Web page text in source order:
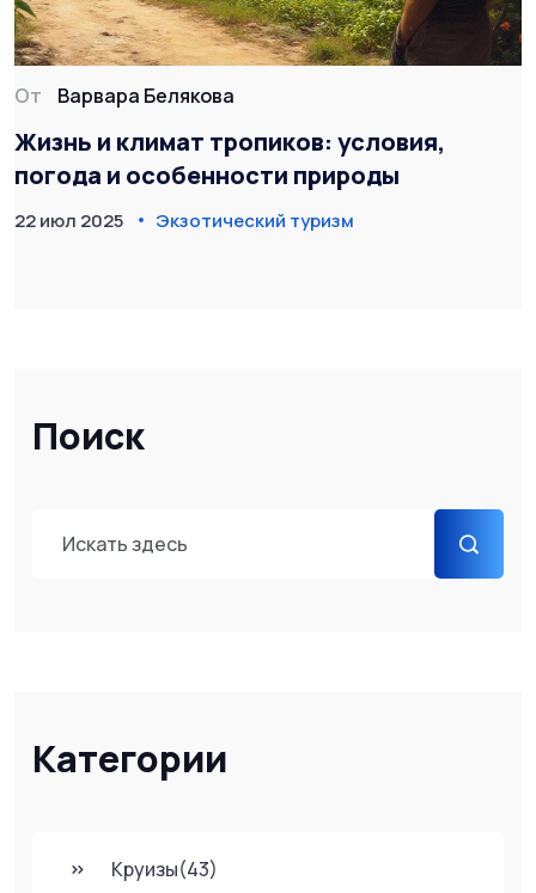
Поиск
Категории
Круизы(43)
От Варвара Белякова
Жизнь и климат тропиков: условия,
погода и особенности природы
22 июл 2025 Экзотический туризм